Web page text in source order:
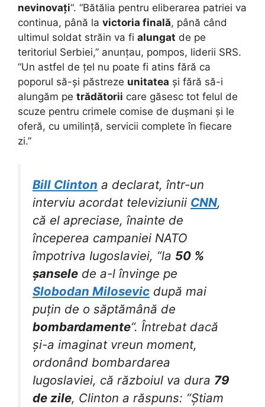
nevinovați“. “Bătălia pentru eliberarea patriei va
continua, până la victoria finală, până când
ultimul soldat străin va fi alungat de pe
teritoriul Serbiei,” anunțau, pompos, liderii SRS.
“Un astfel de țel nu poate fi atins fără ca
poporul să-și păstreze unitatea și fără să-i
alungăm pe trădătorii care găsesc tot felul de
scuze pentru crimele comise de dușmani și le
oferă, cu umilință, servicii complete în fiecare
zi.”
Bill Clinton a declarat, într-un
interviu acordat televiziunii CNN,
că el apreciase, înainte de
începerea campaniei NATO
împotriva Iugoslaviei, “la 50 %
șansele de a-l învinge pe
Slobodan Milosevic după mai
puțin de o săptămână de
bombardamente“. Întrebat dacă
și-a imaginat vreun moment,
ordonând bombardarea
Iugoslaviei, că războiul va dura 79
de zile, Clinton a răspuns: “Știam